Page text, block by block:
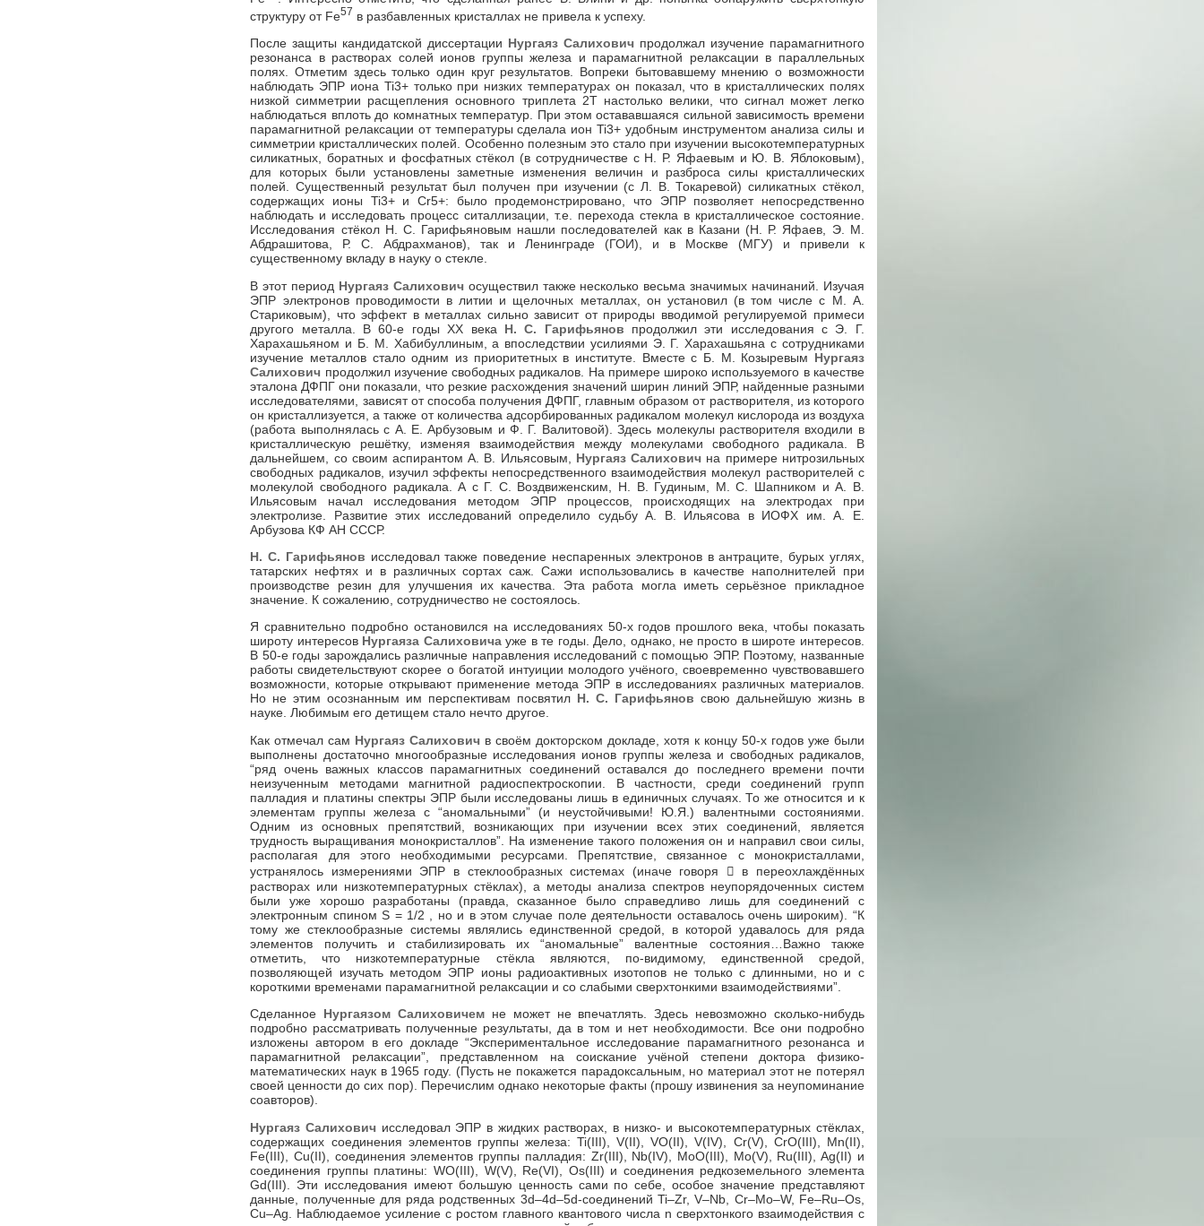
структуру от Fe57 в разбавленных кристаллах не привела к успеху.
После защиты кандидатской диссертации Нургаяз Салихович продолжал изучение парамагнитного
резонанса в растворах солей ионов группы железа и парамагнитной релаксации в параллельных
полях. Отметим здесь только один круг результатов. Вопреки бытовавшему мнению о возможности
наблюдать ЭПР иона Ti3+ только при низких температурах он показал, что в кристаллических полях
низкой симметрии расщепления основного триплета 2Т настолько велики, что сигнал может легко
наблюдаться вплоть до комнатных температур. При этом остававшаяся сильной зависимость времени
парамагнитной релаксации от температуры сделала ион Ti3+ удобным инструментом анализа силы и
симметрии кристаллических полей. Особенно полезным это стало при изучении высокотемпературных
силикатных, боратных и фосфатных стёкол (в сотрудничестве с Н. Р. Яфаевым и Ю. В. Яблоковым),
для которых были установлены заметные изменения величин и разброса силы кристаллических
полей. Существенный результат был получен при изучении (с Л. В. Токаревой) силикатных стёкол,
содержащих ионы Ti3+ и Cr5+: было продемонстрировано, что ЭПР позволяет непосредственно
наблюдать и исследовать процесс ситаллизации, т.е. перехода стекла в кристаллическое состояние.
Исследования стёкол Н. С. Гарифьяновым нашли последователей как в Казани (Н. Р. Яфаев, Э. М.
Абдрашитова, Р. С. Абдрахманов), так и Ленинграде (ГОИ), и в Москве (МГУ) и привели к
существенному вкладу в науку о стекле.
В этот период Нургаяз Салиховичосуществил также несколько весьма значимых начинаний. Изучая
ЭПР электронов проводимости в литии и щелочных металлах, он установил (в том числе с М. А.
Стариковым), что эффект в металлах сильно зависит от природы вводимой регулируемой примеси
другого металла. В 60-е годы XX века Н. С. Гарифьянов продолжил эти исследования с Э. Г.
Харахашьяном и Б. М. Хабибуллиным, а впоследствии усилиями Э. Г. Харахашьяна с сотрудниками
изучение металлов стало одним из приоритетных в институте. Вместе с Б. М. Козыревым Нургаяз
Салихович продолжил изучение свободных радикалов. На примере широко используемого в качестве
эталона ДФПГ они показали, что резкие расхождения значений ширин линий ЭПР, найденные разными
исследователями, зависят от способа получения ДФПГ, главным образом от растворителя, из которого
он кристаллизуется, а также от количества адсорбированных радикалом молекул кислорода из воздуха
(работа выполнялась с А. Е. Арбузовым и Ф. Г. Валитовой). Здесь молекулы растворителя входили в
кристаллическую решётку, изменяя взаимодействия между молекулами свободного радикала. В
дальнейшем, со своим аспирантом А. В. Ильясовым, Нургаяз Салихович на примере нитрозильных
свободных радикалов, изучил эффекты непосредственного взаимодействия молекул растворителей с
молекулой свободного радикала. А с Г. С. Воздвиженским, Н. В. Гудиным, М. С. Шапником и А. В.
Ильясовым начал исследования методом ЭПР процессов, происходящих на электродах при
электролизе. Развитие этих исследований определило судьбу А. В. Ильясова в ИОФХ им. А. Е.
Арбузова КФ АН СССР.
Н. С. Гарифьянов исследовал также поведение неспаренных электронов в антраците, бурых углях,
татарских нефтях и в различных сортах саж. Сажи использовались в качестве наполнителей при
производстве резин для улучшения их качества. Эта работа могла иметь серьёзное прикладное
значение. К сожалению, сотрудничество не состоялось.
Я сравнительно подробно остановился на исследованиях 50-х годов прошлого века, чтобы показать
широту интересов Нургаяза Салиховичауже в те годы. Дело, однако, не просто в широте интересов.
В 50-е годы зарождались различные направления исследований с помощью ЭПР. Поэтому, названные
работы свидетельствуют скорее о богатой интуиции молодого учёного, своевременно чувствовавшего
возможности, которые открывают применение метода ЭПР в исследованиях различных материалов.
Но не этим осознанным им перспективам посвятил Н. С. Гарифьянов свою дальнейшую жизнь в
науке. Любимым его детищем стало нечто другое.
Как отмечал сам Нургаяз Салихович в своём докторском докладе, хотя к концу 50-х годов уже были
выполнены достаточно многообразные исследования ионов группы железа и свободных радикалов,
“ряд очень важных классов парамагнитных соединений оставался до последнего времени почти
неизученным методами магнитной радиоспектроскопии. В частности, среди соединений групп
палладия и платины спектры ЭПР были исследованы лишь в единичных случаях. То же относится и к
элементам группы железа с “аномальными” (и неустойчивыми! Ю.Я.) валентными состояниями.
Одним из основных препятствий, возникающих при изучении всех этих соединений, является
трудность выращивания монокристаллов”. На изменение такого положения он и направил свои силы,
располагая для этого необходимыми ресурсами. Препятствие, связанное с монокристаллами,
устранялось измерениями ЭПР в стеклообразных системах (иначе говоря  в переохлаждённых
растворах или низкотемпературных стёклах), а методы анализа спектров неупорядоченных систем
были уже хорошо разработаны (правда, сказанное было справедливо лишь для соединений с
электронным спином S = 1/2 , но и в этом случае поле деятельности оставалось очень широким). “К
тому же стеклообразные системы являлись единственной средой, в которой удавалось для ряда
элементов получить и стабилизировать их “аномальные” валентные состояния…Важно также
отметить, что низкотемпературные стёкла являются, по-видимому, единственной средой,
позволяющей изучать методом ЭПР ионы радиоактивных изотопов не только с длинными, но и с
короткими временами парамагнитной релаксации и со слабыми сверхтонкими взаимодействиями”.
Сделанное Нургаязом Салиховичем не может не впечатлять. Здесь невозможно сколько-нибудь
подробно рассматривать полученные результаты, да в том и нет необходимости. Все они подробно
изложены автором в его докладе “Экспериментальное исследование парамагнитного резонанса и
парамагнитной релаксации”, представленном на соискание учёной степени доктора физико-
математических наук в 1965 году. (Пусть не покажется парадоксальным, но материал этот не потерял
своей ценности до сих пор). Перечислим однако некоторые факты (прошу извинения за неупоминание
соавторов).
Нургаяз Салихович исследовал ЭПР в жидких растворах, в низко- и высокотемпературных стёклах,
содержащих соединения элементов группы железа: Ti(III), V(II), VO(II), V(IV), Cr(V), CrO(III), Mn(II),
Fe(III), Cu(II), соединения элементов группы палладия: Zr(III), Nb(IV), MoO(III), Mo(V), Ru(III), Ag(II) и
соединения группы платины: WO(III), W(V), Re(VI), Os(III) и соединения редкоземельного элемента
Gd(III). Эти исследования имеют большую ценность сами по себе, особое значение представляют
данные, полученные для ряда родственных 3d–4d–5d-соединений Ti–Zr, V–Nb, Cr–Mo–W, Fе–Ru–Os,
Cu–Ag. Наблюдаемое усиление с ростом главного квантового числа n сверхтонкого взаимодействия с